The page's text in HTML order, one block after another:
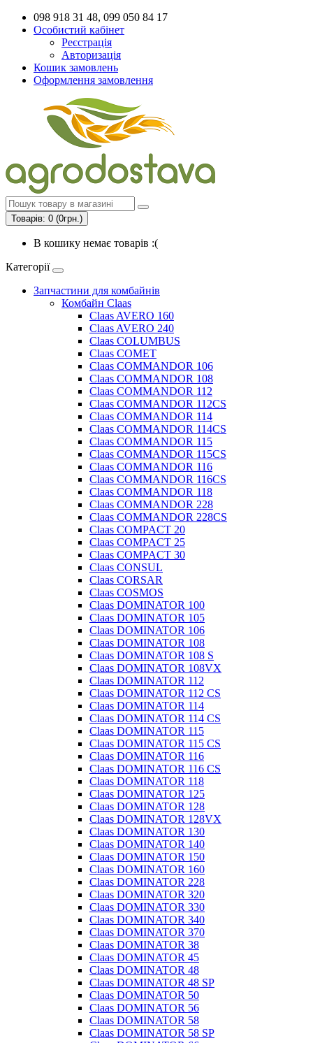
098 918 31 48, 099 050 84 17
Особистий кабінет
Реєстрація
Авторизація
Кошик замовлень
Оформлення замовлення
Товарів: 0 (0грн.)
В кошику немає товарів :(
Категорії
Запчастини для комбайнів
Комбайн Claas
Claas AVERO 160
Claas AVERO 240
Claas COLUMBUS
Claas COMET
Claas COMMANDOR 106
Claas COMMANDOR 108
Claas COMMANDOR 112
Claas COMMANDOR 112CS
Claas COMMANDOR 114
Claas COMMANDOR 114CS
Claas COMMANDOR 115
Claas COMMANDOR 115CS
Claas COMMANDOR 116
Claas COMMANDOR 116CS
Claas COMMANDOR 118
Claas COMMANDOR 228
Claas COMMANDOR 228CS
Claas COMPACT 20
Claas COMPACT 25
Claas COMPACT 30
Claas CONSUL
Claas CORSAR
Claas COSMOS
Claas DOMINATOR 100
Claas DOMINATOR 105
Claas DOMINATOR 106
Claas DOMINATOR 108
Claas DOMINATOR 108 S
Claas DOMINATOR 108VX
Claas DOMINATOR 112
Claas DOMINATOR 112 CS
Claas DOMINATOR 114
Claas DOMINATOR 114 CS
Claas DOMINATOR 115
Claas DOMINATOR 115 CS
Claas DOMINATOR 116
Claas DOMINATOR 116 CS
Claas DOMINATOR 118
Claas DOMINATOR 125
Claas DOMINATOR 128
Claas DOMINATOR 128VX
Claas DOMINATOR 130
Claas DOMINATOR 140
Claas DOMINATOR 150
Claas DOMINATOR 160
Claas DOMINATOR 228
Claas DOMINATOR 320
Claas DOMINATOR 330
Claas DOMINATOR 340
Claas DOMINATOR 370
Claas DOMINATOR 38
Claas DOMINATOR 45
Claas DOMINATOR 48
Claas DOMINATOR 48 SP
Claas DOMINATOR 50
Claas DOMINATOR 56
Claas DOMINATOR 58
Claas DOMINATOR 58 SP